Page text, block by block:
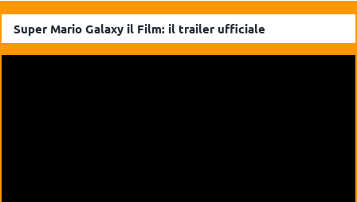
Super Mario Galaxy il Film: il trailer ufficiale